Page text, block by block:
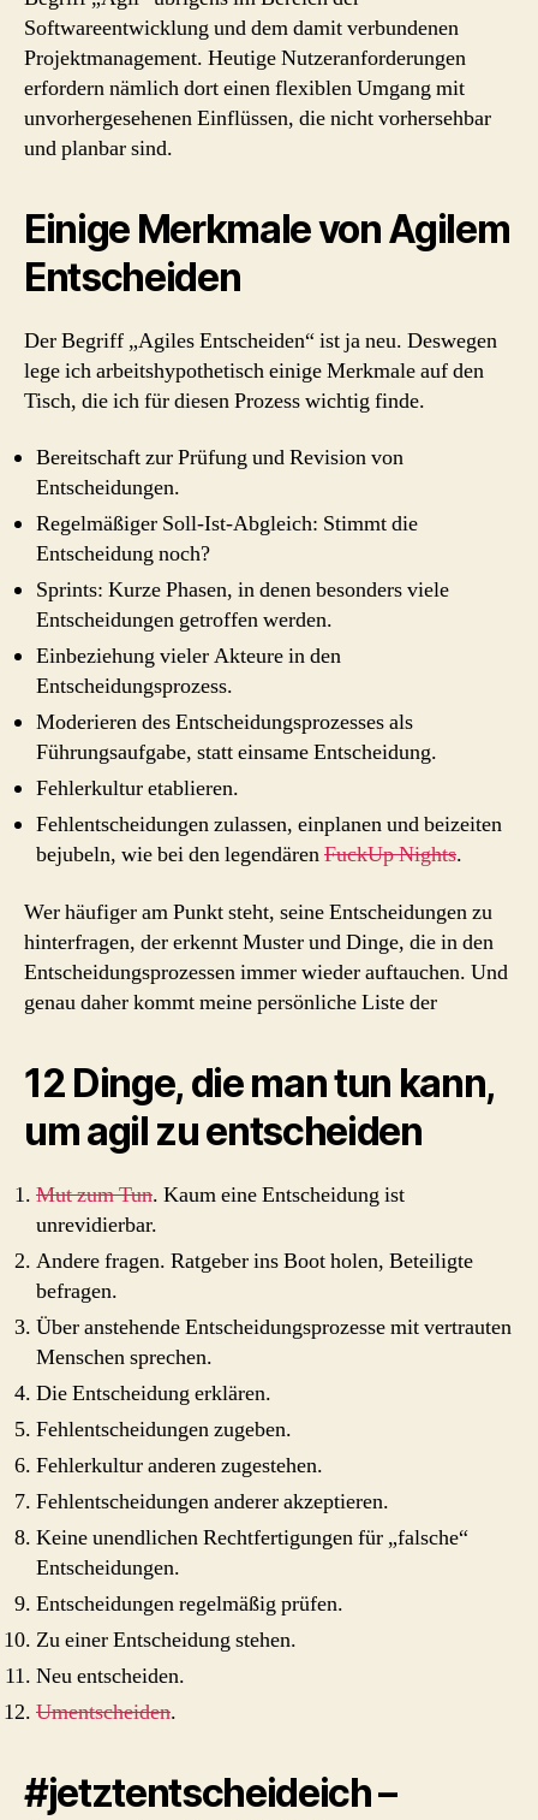
Softwareentwicklung und dem damit verbundenen
Projektmanagement. Heutige Nutzeranforderungen
erfordern nämlich dort einen flexiblen Umgang mit
unvorhergesehenen Einflüssen, die nicht vorhersehbar
und planbar sind.
Einige Merkmale von Agilem
Entscheiden
Der Begriff „Agiles Entscheiden“ ist ja neu. Deswegen
lege ich arbeitshypothetisch einige Merkmale auf den
Tisch, die ich für diesen Prozess wichtig finde.
Bereitschaft zur Prüfung und Revision von
Entscheidungen.
Regelmäßiger Soll-Ist-Abgleich: Stimmt die
Entscheidung noch?
Sprints: Kurze Phasen, in denen besonders viele
Entscheidungen getroffen werden.
Einbeziehung vieler Akteure in den
Entscheidungsprozess.
Moderieren des Entscheidungsprozesses als
Führungsaufgabe, statt einsame Entscheidung.
Fehlerkultur etablieren.
Fehlentscheidungen zulassen, einplanen und beizeiten
bejubeln, wie bei den legendärenFuckUp Nights.
Wer häufiger am Punkt steht, seine Entscheidungen zu
hinterfragen, der erkennt Muster und Dinge, die in den
Entscheidungsprozessen immer wieder auftauchen. Und
genau daher kommt meine persönliche Liste der
12 Dinge, die man tun kann,
um agil zu entscheiden
Mut zum Tun. Kaum eine Entscheidung ist
unrevidierbar.
Andere fragen. Ratgeber ins Boot holen, Beteiligte
befragen.
Über anstehende Entscheidungsprozesse mit vertrauten
Menschen sprechen.
Die Entscheidung erklären.
Fehlentscheidungen zugeben.
Fehlerkultur anderen zugestehen.
Fehlentscheidungen anderer akzeptieren.
Keine unendlichen Rechtfertigungen für „falsche“
Entscheidungen.
Entscheidungen regelmäßig prüfen.
Zu einer Entscheidung stehen.
Neu entscheiden.
Umentscheiden.
#jetztentscheideich –